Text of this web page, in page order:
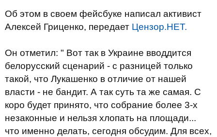
Об этом в своем фейсбуке написал активист
Алексей Гриценко, передает Цензор.НЕТ.
Он отметил: " Вот так в Украине вводдится
белорусский сценарий - с разницей только
такой, что Лукашенко в отличие от нашей
власти - не бандит. А так суть та же самая. С
коро будет принято, что собрание более 3-х
незаконные и нельзя хлопать на площади...
что именно делать, сегодня обсудим. Для всех,